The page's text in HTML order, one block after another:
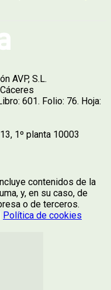
AVP, S.L.
601. Folio: 76. Hoja:
1º planta 10003
contenidos de la
y, en su caso, de
o de terceros.
Política de cookies